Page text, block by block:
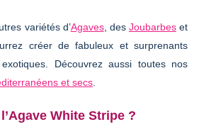
variétés d’Agaves, des Joubarbeset
créer de fabuleux et surprenants
Découvrez aussi toutes nos
et secs
White Stripe ?